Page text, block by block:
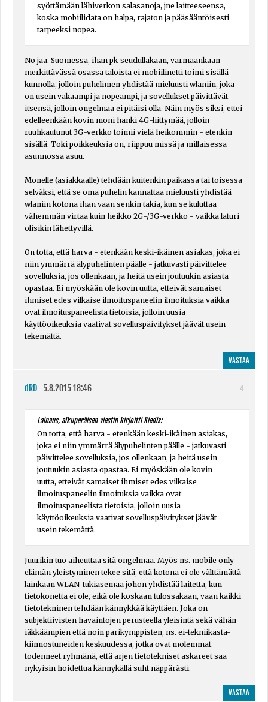
syöttämään lähiverkon salasanoja, jne laitteeseensa,
koska mobiilidata on halpa, rajaton ja pääsääntöisesti
tarpeeksi nopea.
No jaa. Suomessa, ihan pk-seudullakaan, varmaankaan
merkittävässä osassa taloista ei mobiilinetti toimi sisällä
kunnolla, jolloin puhelimen yhdistää mieluusti wlaniin, joka
on usein vakaampi ja nopeampi, ja sovellukset päivittävät
itsensä, jolloin ongelmaa ei pitäisi olla. Näin myös siksi, ettei
edelleenkään kovin moni hanki 4G-liittymää, jolloin
ruuhkautunut 3G-verkko toimii vielä heikommin - etenkin
sisällä. Toki poikkeuksia on, riippuu missä ja millaisessa
asunnossa asuu.
Monelle (asiakkaalle) tehdään kuitenkin paikassa tai toisessa
selväksi, että se oma puhelin kannattaa mieluusti yhdistää
wlaniin kotona ihan vaan senkin takia, kun se kuluttaa
vähemmän virtaa kuin heikko 2G-/3G-verkko - vaikka laturi
olisikin lähettyvillä.
On totta, että harva - etenkään keski-ikäinen asiakas, joka ei
niin ymmärrä älypuhelinten päälle - jatkuvasti päivittelee
sovelluksia, jos ollenkaan, ja heitä usein joutuukin asiasta
opastaa. Ei myöskään ole kovin uutta, etteivät samaiset
ihmiset edes vilkaise ilmoituspaneelin ilmoituksia vaikka
ovat ilmoituspaneelista tietoisia, jolloin uusia
käyttöoikeuksia vaativat sovelluspäivitykset jäävät usein
tekemättä.
VASTAA
dRD 5.8.2015 18:46 4
Lainaus, alkuperäisen viestin kirjoitti Kiedis:
On totta, että harva - etenkään keski-ikäinen asiakas,
joka ei niin ymmärrä älypuhelinten päälle - jatkuvasti
päivittelee sovelluksia, jos ollenkaan, ja heitä usein
joutuukin asiasta opastaa. Ei myöskään ole kovin
uutta, etteivät samaiset ihmiset edes vilkaise
ilmoituspaneelin ilmoituksia vaikka ovat
ilmoituspaneelista tietoisia, jolloin uusia
käyttöoikeuksia vaativat sovelluspäivitykset jäävät
usein tekemättä.
Juurikin tuo aiheuttaa sitä ongelmaa. Myös ns. mobile only -
elämän yleistyminen tekee sitä, että kotona ei ole välttämättä
lainkaan WLAN-tukiasemaa johon yhdistää laitetta, kun
tietokonetta ei ole, eikä ole koskaan tulossakaan, vaan kaikki
tietotekninen tehdään kännykkää käyttäen. Joka on
subjektiivisten havaintojen perusteella yleisintä sekä vähän
iäkkäämpien että noin parikymppisten, ns. ei-tekniikasta-
kiinnostuneiden keskuudessa, jotka ovat molemmat
todenneet ryhmänä, että arjen tietotekniset askareet saa
nykyisin hoidettua kännykällä suht näppärästi.
VASTAA